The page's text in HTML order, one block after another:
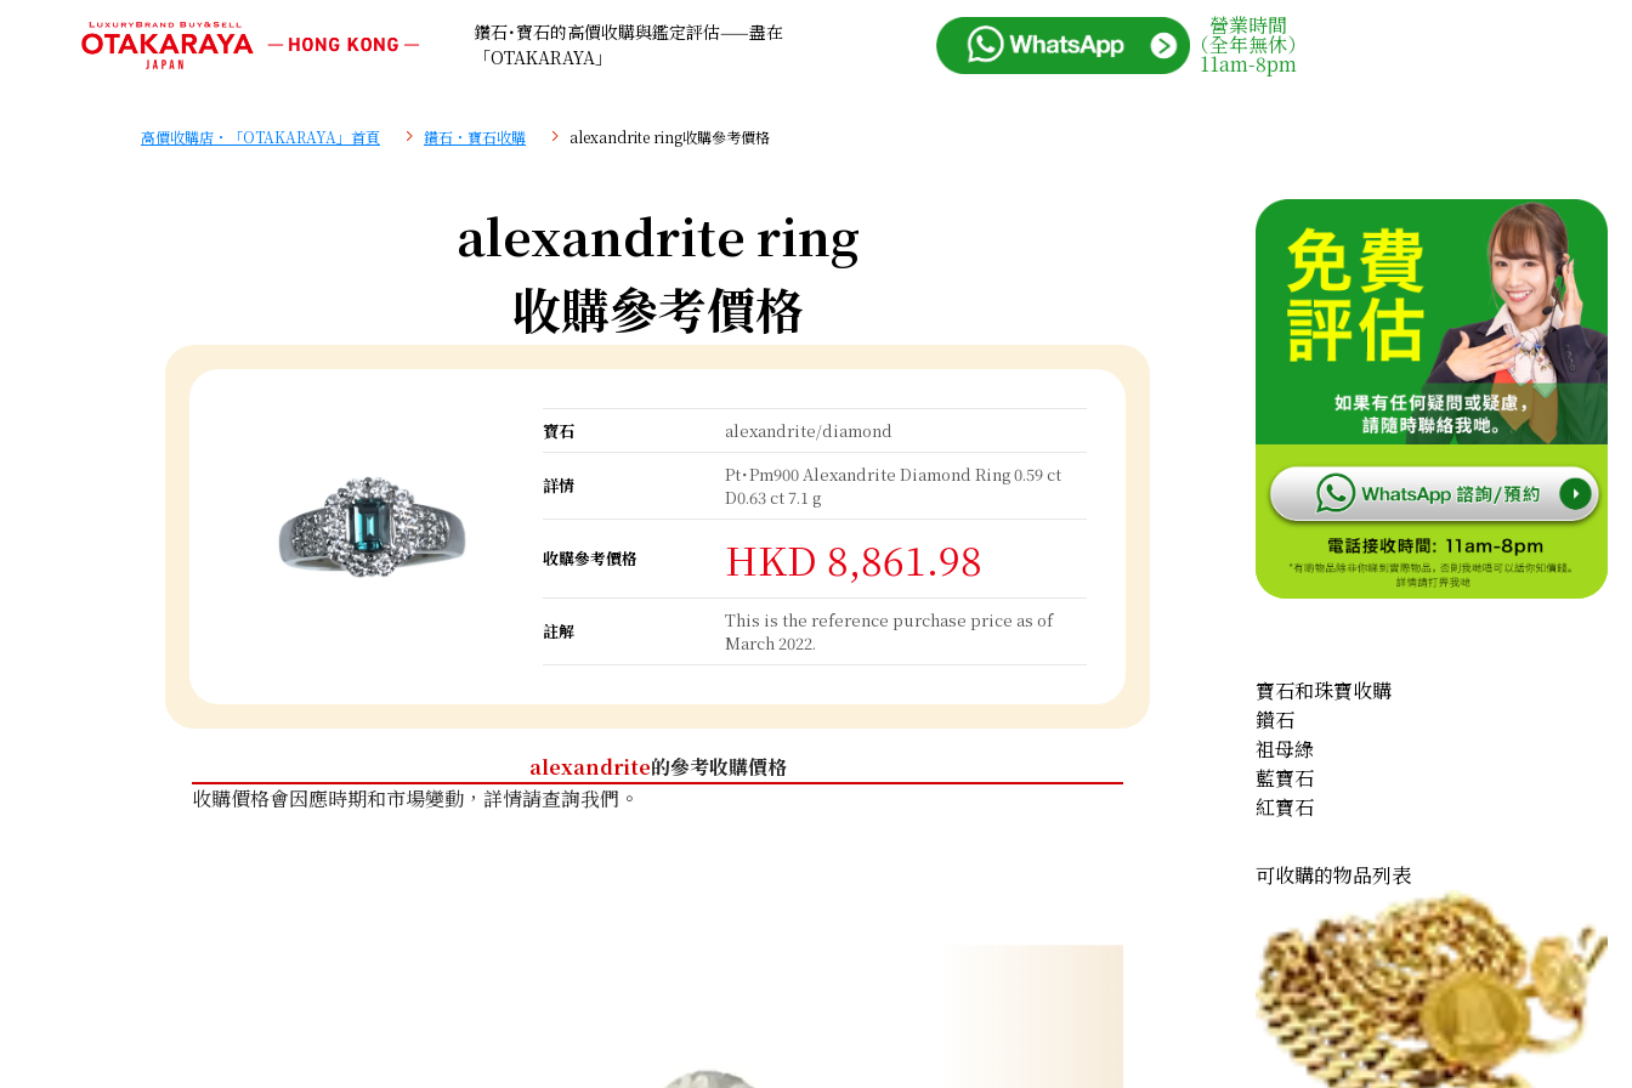
鑽石･寶石的高價收購與鑑定評估——盡在
「OTAKARAYA」
營業時間
（全年無休）
11am-8pm
高價收購店・「OTAKARAYA」首頁 鑽石・寶石收購 alexandrite ring收購參考價格
alexandrite ring
收購參考價格
寶石 alexandrite/diamond
詳情
Pt･Pm900 Alexandrite Diamond Ring 0.59 ct
D0.63 ct 7.1 g
收購參考價格 HKD 8,861.98
註解
This is the reference purchase price as of
March 2022.
alexandrite的參考收購價格
收購價格會因應時期和市場變動，詳情請查詢我們。
寶石和珠寶收購
鑽石
祖母綠
藍寶石
紅寶石
可收購的物品列表